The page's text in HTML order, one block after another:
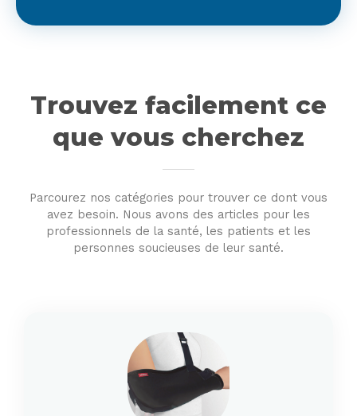
Trouvez facilement ce
que vous cherchez
Parcourez nos catégories pour trouver ce dont vous
avez besoin. Nous avons des articles pour les
professionnels de la santé, les patients et les
personnes soucieuses de leur santé.